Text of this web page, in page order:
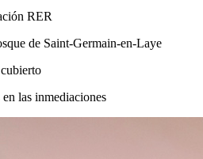
RER
de Saint-Germain-en-Laye
las inmediaciones